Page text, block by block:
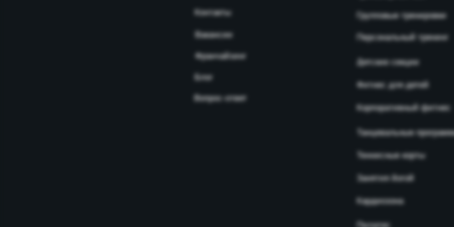
Групповые тренировки
Персональный тренинг
Франчайзинг
Фитнес для детей
Детские секции
Корпоративный фитнес
Танцевальные
Теннисные корты
Занятия йогой
Кардиозона
Вакансии
Контакты
Блог
Вопрос-ответ